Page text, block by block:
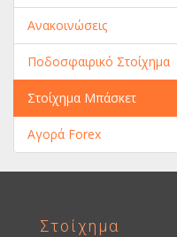
Ανακοινώσεις
Ποδοσφαιρικό Στοίχημα
Στοίχημα Μπάσκετ
Αγορά Forex
Στοίχημα